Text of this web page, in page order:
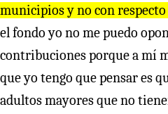
municipios y no con respecto
el fondo yo no me puedo
contribuciones porque a mí
que yo tengo que pensar es
adultos mayores que no